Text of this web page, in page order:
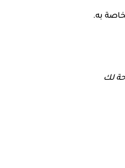
به.
لك